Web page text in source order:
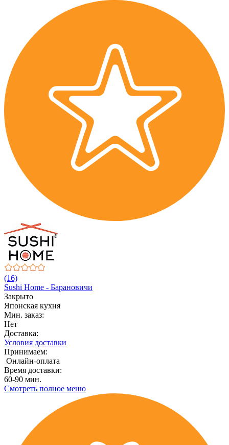
(16)
Sushi Home - Барановичи
Закрыто
Японская кухня
Мин. заказ:
Нет
Доставка:
Условия доставки
Принимаем:
Онлайн-оплата
Время доставки:
60-90 мин.
Смотреть полное меню